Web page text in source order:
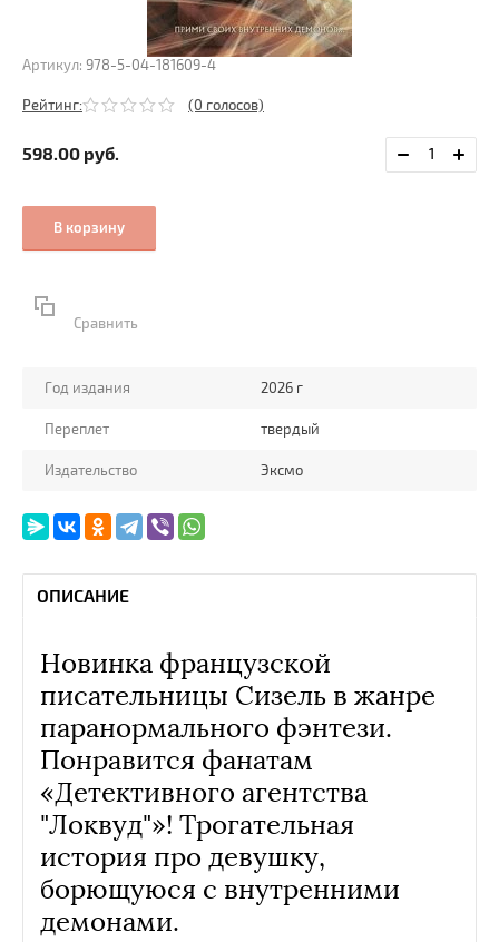
Артикул: 978-5-04-181609-4
Рейтинг: (0 голосов)
598.00 руб.
В корзину
Сравнить
Год издания 2026 г
Переплет твердый
Издательство Эксмо
ОПИСАНИЕ
Новинка французской
писательницы Сизель в жанре
паранормального фэнтези.
Понравится фанатам
«Детективного агентства
"Локвуд"»! Трогательная
история про девушку,
борющуюся с внутренними
демонами.